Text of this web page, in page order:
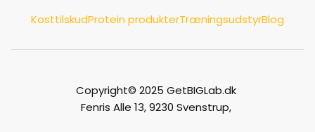
KosttilskudProtein produkterTræningsudstyrBlog
Copyright© 2025 GetBIGLab.dk
Fenris Alle 13, 9230 Svenstrup,